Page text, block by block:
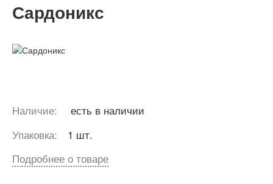
Сардоникс
Наличие:
есть в наличии
Упаковка:
1 шт.
Подробнее о товаре